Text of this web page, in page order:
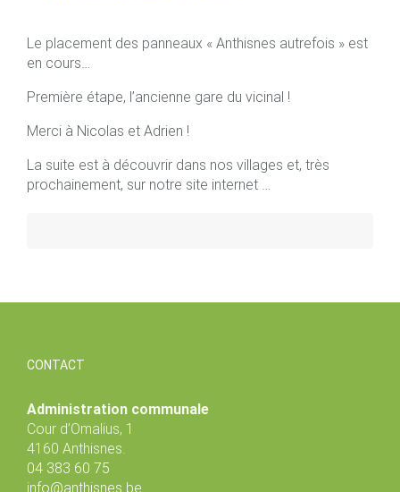
Le placement des panneaux « Anthisnes autrefois » est
en cours…
Première étape, l’ancienne gare du vicinal !
Merci à Nicolas et Adrien !
La suite est à découvrir dans nos villages et, très
prochainement, sur notre site internet …
CONTACT
Administration communale
Cour d’Omalius, 1
4160 Anthisnes.
04 383 60 75
info@anthisnes.be